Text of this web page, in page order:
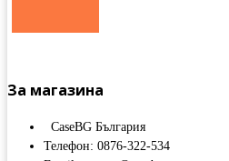
За магазина
CaseBG България
Телефон: 0876-322-534